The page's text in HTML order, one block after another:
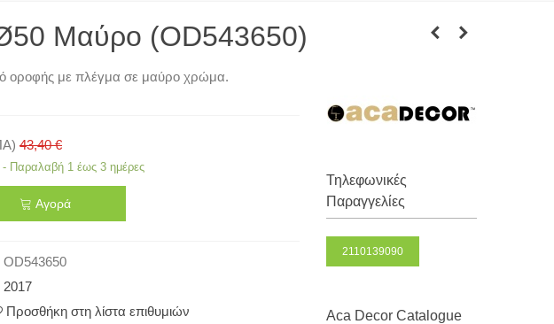
Μαύρο (OD543650)
οροφής με πλέγμα σε μαύρο χρώμα.
43,40 €
Παραλαβή 1 έως 3 ημέρες
Αγορά
OD543650
Προσθήκη στη λίστα επιθυμιών
Τηλεφωνικές
Παραγγελίες
2110139090
Aca Decor Catalogue